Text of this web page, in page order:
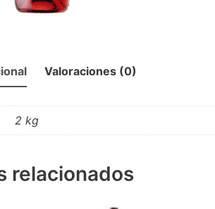
Valoraciones (0)
2 kg
relacionados